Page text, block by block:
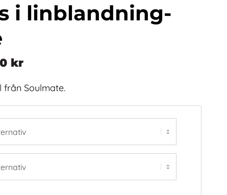
i linblandning-
kr
från Soulmate.